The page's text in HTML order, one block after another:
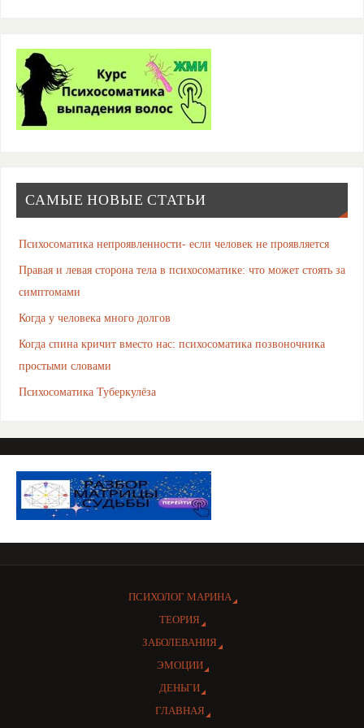
САМЫЕ НОВЫЕ СТАТЬИ
Психосоматика непроявленности- если человек не проявляется
Правая и левая сторона тела в психосоматике: что может стоять за
симптомами
Когда у человека много долгов
Когда спина кричит вместо нас: психосоматика позвоночника
простыми словами
Психосоматика Туберкулёза
ПСИХОЛОГ МАРИНА
ТЕОРИЯ
ЗАБОЛЕВАНИЯ
ЭМОЦИИ
ДЕНЬГИ
ГЛАВНАЯ